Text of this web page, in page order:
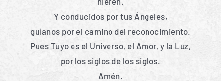
Y conducidos por tus Ángeles,
guíanos por el camino del reconocimiento.
Pues Tuyo es el Universo, el Amor, y la Luz,
por los siglos de los siglos.
Amén.